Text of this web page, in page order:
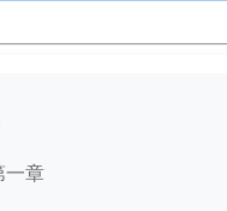
一章